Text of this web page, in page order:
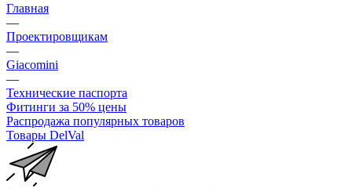
Главная
—
Проектировщикам
—
Giacomini
—
Технические паспорта
Фитинги за 50% цены
Распродажа популярных товаров
Товары DelVal